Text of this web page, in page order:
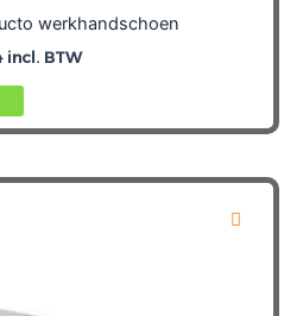
werkhandschoen
incl. BTW
Dit
product
meerdere